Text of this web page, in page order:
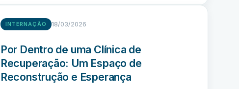
INTERNAÇÃO 18/03/2026
Por Dentro de uma Clínica de
Recuperação: Um Espaço de
Reconstrução e Esperança